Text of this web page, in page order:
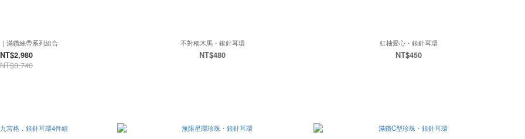
滿鑽絲帶系列組合
NT$2,980
NT$3,740
不對稱木馬・銀針耳環
NT$480
紅柚愛心・銀針耳環
NT$450